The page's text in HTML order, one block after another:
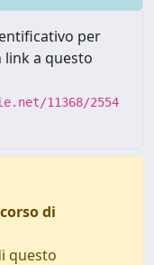
per
link a questo
11368/2554
di
questo